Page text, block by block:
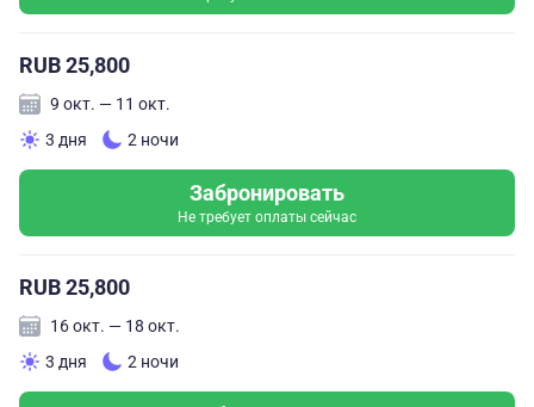
RUB 25,800
9 окт. — 11 окт.
3 дня
2 ночи
Забронировать
Не требует оплаты сейчас
RUB 25,800
16 окт. — 18 окт.
3 дня
2 ночи